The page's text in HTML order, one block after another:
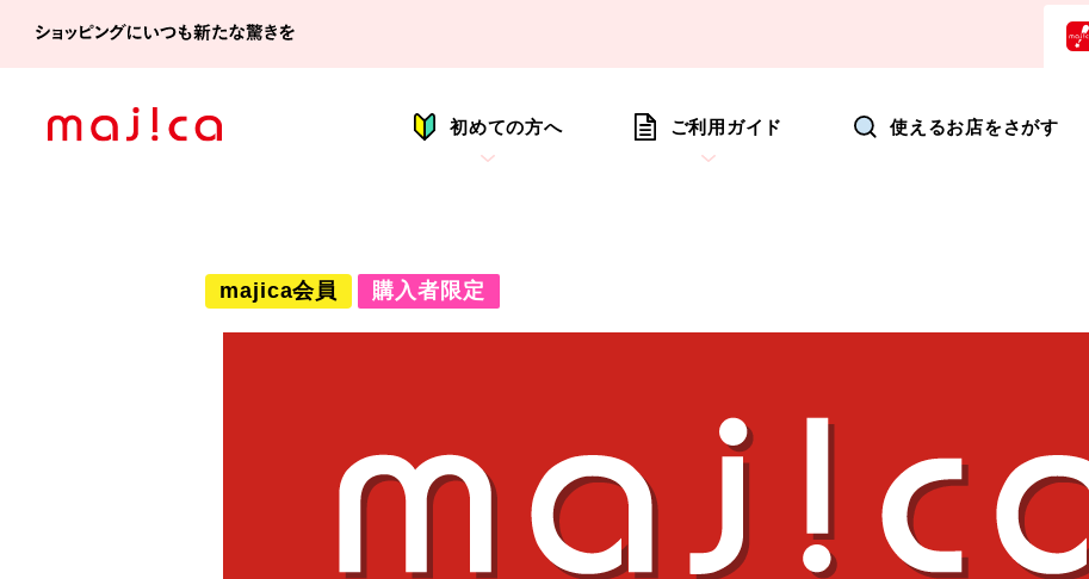
初めての方へ ご利用ガイド 使えるお店をさがす
majica会員 購入者限定